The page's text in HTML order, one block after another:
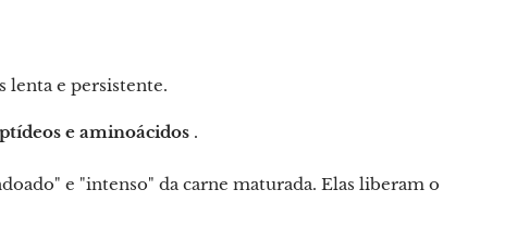
lenta e persistente.
e aminoácidos .
e "intenso" da carne maturada. Elas liberam o